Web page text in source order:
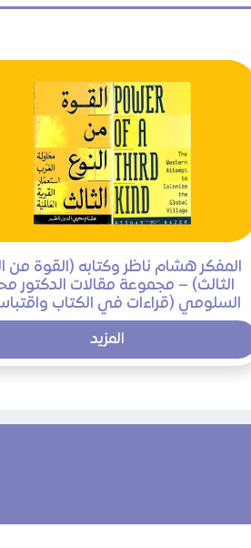
المفكر هشام ناظر وكتابه (القوة من
الثالث) – مجموعة مقالات الدكتور
السلومي (قراءات في الكتاب
المزيد